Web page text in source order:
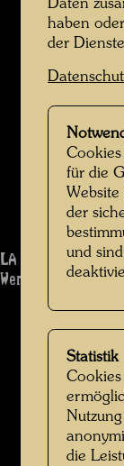
LA CASA MOBILE
Werk: 1240
Daten
haben
der
für die
der
und
Statistik
die